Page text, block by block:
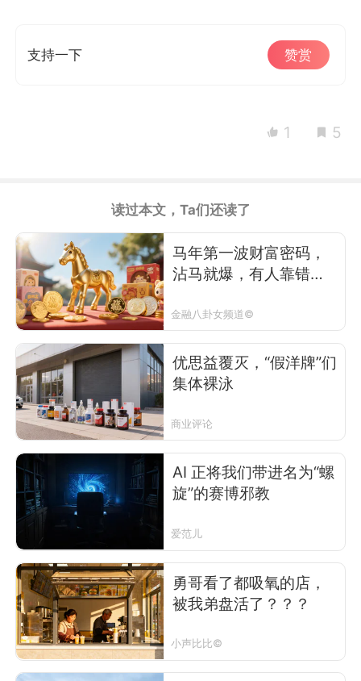
支持一下 赞赏
1 5
读过本文，Ta们还读了
马年第一波财富密码，
沾马就爆，有人靠错版
金融八卦女频道©
优思益覆灭，“假洋牌”们
集体裸泳
商业评论
AI 正将我们带进名为“螺
旋”的赛博邪教
爱范儿
勇哥看了都吸氧的店，
被我弟盘活了？？？
小声比比©